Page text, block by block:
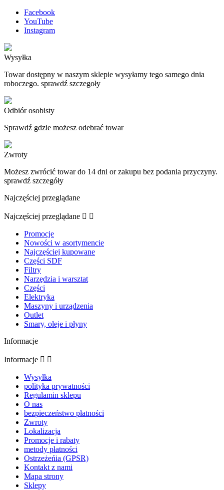
Facebook
YouTube
Instagram
Wysyłka
Towar dostępny w naszym sklepie wysyłamy tego samego dnia
roboczego. sprawdź szczegoły
Odbiór osobisty
Sprawdź gdzie możesz odebrać towar
Zwroty
Możesz zwrócić towar do 14 dni or zakupu bez podania przyczyny.
sprawdź szczegóły
Najczęściej przeglądane
Najczęściej przeglądane  
Promocje
Nowości w asortymencie
Najczęściej kupowane
Części SDF
Filtry
Narzędzia i warsztat
Części
Elektryka
Maszyny i urządzenia
Outlet
Smary, oleje i płyny
Informacje
Informacje  
Wysyłka
polityka prywatności
Regulamin sklepu
O nas
bezpieczeństwo płatności
Zwroty
Lokalizacja
Promocje i rabaty
metody płatności
Ostrzeżeńia (GPSR)
Kontakt z nami
Mapa strony
Sklepy